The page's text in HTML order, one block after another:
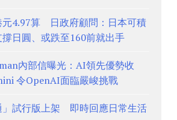
元4.97算 日政府顧問：日本可積
日圓、或跌至160前就出手
內部信曝光：AI領先優勢收
令OpenAI面臨嚴峻挑戰
」試行版上架 即時回應日常生活